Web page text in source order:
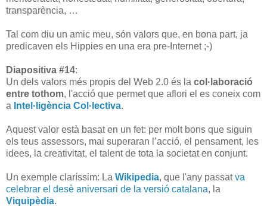
transparència, …
Tal com diu un amic meu, són valors que, en bona part, ja
predicaven els Hippies en una era pre-Internet ;-)
Diapositiva #14:
Un dels valors més propis del Web 2.0 és la col·laboració
entre tothom, l'acció que permet que aflori el es coneix com
a Intel·ligència Col·lectiva.
Aquest valor està basat en un fet: per molt bons que siguin
els teus assessors, mai superaran l’acció, el pensament, les
idees, la creativitat, el talent de tota la societat en conjunt.
Un exemple claríssim: La Wikipedia, que l'any passatva
celebrar el desè aniversari de la versió catalana, la
Viquipèdia.